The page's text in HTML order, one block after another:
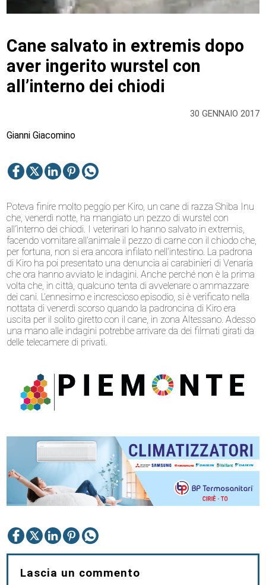
30 GENNAIO 2017
Cane salvato in extremis dopo
aver ingerito wurstel con
all’interno dei chiodi
Gianni Giacomino
Poteva finire molto peggio per Kiro, un cane di razza Shiba Inu
che, venerdì notte, ha mangiato un pezzo di wurstel con
all’ìnterno dei chiodi. I veterinari lo hanno salvato in extremis,
facendo vomitare all’animale il pezzo di carne con il chiodo che,
per fortuna, non si era ancora infilato nell’intestino. La padrona
di Kiro ha poi presentato una denuncia ai carabinieri di Venaria
che ora hanno avviato le indagini. Anche perché non è la prima
volta che, in città, qualcuno tenta di avvelenare o ammazzare
dei cani. L’ennesimo e increscioso episodio, si è verificato nella
nottata di venerdì scorso quando la padroncina di Kiro era
uscita per il solito giretto con il cane, in zona Altessano. Adesso
una mano alle indagini potrebbe arrivare da dei filmati girati da
delle telecamere di privati.
Lascia un commento